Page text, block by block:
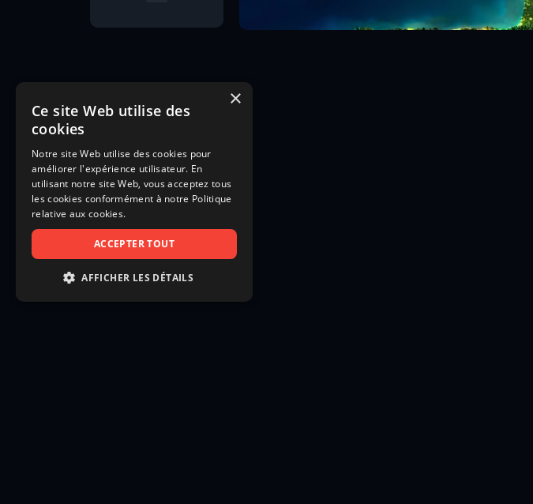
×
Ce site Web utilise des
cookies
Notre site Web utilise des cookies pour
améliorer l'expérience utilisateur. En
utilisant notre site Web, vous acceptez tous
les cookies conformément à notre Politique
relative aux cookies.
ACCEPTER TOUT
AFFICHER LES DÉTAILS